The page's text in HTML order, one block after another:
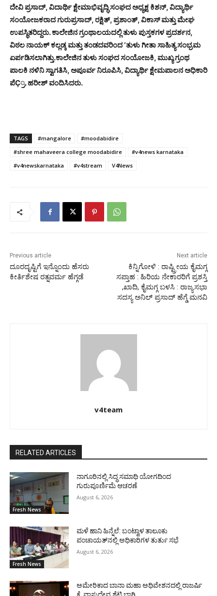
ದೇವಿ ಪ್ರಸಾದ್, ವಿದಾರ್ಥಿ ಕ್ಷೇಮಾಭಿವೃದ್ಧಿ ಸಂಘದ ಅಧ್ಯಕ್ಷ ಕಿಶನ್, ವಿದ್ಯಾರ್ಥಿ
ಸಂಯೋಜಕರಾದ ಗುರುಪ್ರಸಾದ್, ರಕ್ಷಿತ್, ಪ್ರಶಾಂತ್, ವಿಕಾಸ್ ಮತ್ತು ಮೇಘ
ಉಪಸ್ಥಿತರಿದ್ದರು. ಕಾಲೇಜಿನ ಗ್ರಂಥಾಲಯದಲ್ಲಿ ತುಳು ಪುಸ್ತಕಗಳ ಪ್ರದರ್ಶನ,
ವಿಠಲ ನಾಯಕ್ ಕಲ್ಲಡ್ಕ ಮತ್ತು ತಂಡದವರಿಂದ ‘ತುಳು ಗೀತಾ ಸಾಹಿತ್ಯ ಸಂಭ್ರಮ
ಏರ್ಪಡಿಸಲಾಗಿತ್ತು.ಕಾಲೇಜಿನ ತುಳು ಸಂಘದ ಸಂಯೋಜಕಿ, ಮುಖ್ಯ ಗ್ರಂಥ
ಪಾಲಕಿ ನಳಿನಿ ಸ್ವಾಗತಿಸಿ, ಅಪೂರ್ವ ನಿರೂಪಿಸಿ, ವಿದ್ಯಾರ್ಥಿ ಕ್ಷೇಮಪಾಲನ ಅಧಿಕಾರಿ
ಪೆÇ್ರ. ಹರೀಶ್ ವಂದಿಸಿದರು.
TAGS #mangalore
#moodabidire
#shree mahaveera college moodabidire
#v4news karnataka
#v4newskarnataka
#v4stream V4News
Previous article
ದೂರದೃಷ್ಟಿಗೆ ಇನ್ನೊಂದು ಹೆಸರು
ಕೀರ್ತಿಶೇಷ ರತ್ನವರ್ಮ ಹೆಗ್ಗಡೆ
Next article
ಕಿನ್ನಿಗೋಳಿ : ರಾಷ್ಟ್ರೀಯ ಕೈಮಗ್ಗ
ಸಪ್ತಾಹ : ಹಿರಿಯ ನೇಕಾರರಿಗೆ ಪ್ರಶಸ್ತಿ
,ಖಾದಿ, ಕೈಮಗ್ಗ ಬಳಸಿ : ರಾಜ್ಯಸಭಾ
ಸದಸ್ಯ ಅನಿಲ್ ಪ್ರಸಾದ್ ಹೆಗ್ಡೆ ಮನವಿ
v4team
RELATED ARTICLES
Fresh News
ನಾಗೂರಿನಲ್ಲಿ ಸಿದ್ಧ ಸಮಾಧಿ ಯೋಗದಿಂದ
ಗುರುಪೂರ್ಣಿಮೆ ಆಚರಣೆ
August 6, 2026
Fresh News
ಮಳೆ ಹಾನಿ ಹಿನ್ನೆಲೆ: ಬಂಟ್ವಾಳ ತಾಲೂಕು
ಪಂಚಾಯತ್‌ನಲ್ಲಿ ಅಧಿಕಾರಿಗಳ ತುರ್ತು ಸಭೆ
August 6, 2026
ಅಮೇರಿಕಾದ ಬಾನಾ ಮಹಾ ಅಧಿವೇಶನದಲ್ಲಿ ರಾಜರ್ಷಿ
ಕೆ. ವಾಸುದೇವ ಶೆಟ್ಟಿ ಭಾಗಿ